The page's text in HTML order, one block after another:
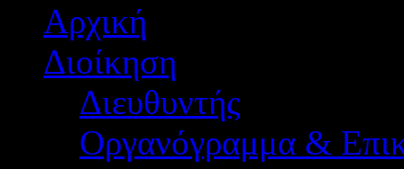
Αρχική
Διοίκηση
Διευθυντής
Οργανόγραμμα &